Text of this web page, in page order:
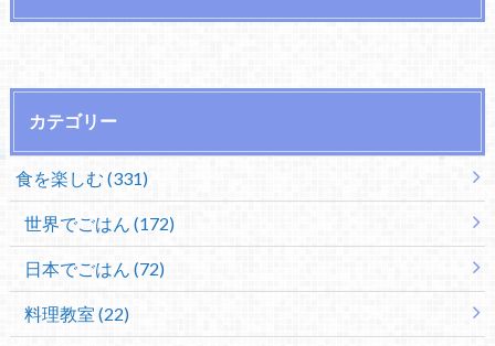
カテゴリー
食を楽しむ (331)
世界でごはん (172)
日本でごはん (72)
料理教室 (22)